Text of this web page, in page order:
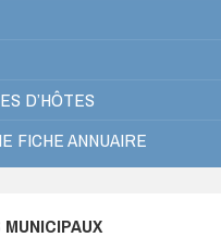
D’HÔTES
FICHE ANNUAIRE